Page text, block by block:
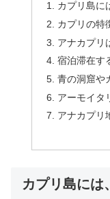
カプリ島に
カプリの特
アナカプリ
宿泊滞在す
青の洞窟や
アーモイタ
アナカプリ
カプリ島には